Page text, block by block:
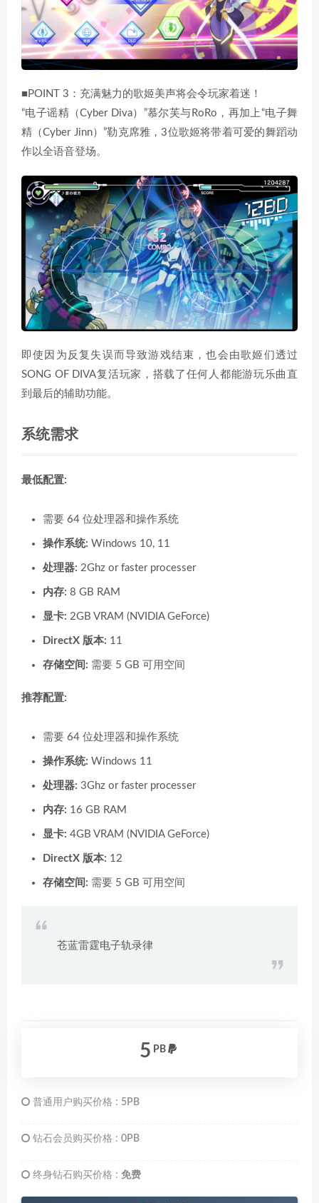
■POINT 3：充满魅力的歌姬美声将会令玩家着迷！
“电子谣精（Cyber Diva）”慕尔芙与RoRo，再加上“电子舞
精（Cyber Jinn）”勒克席雅，3位歌姬将带着可爱的舞蹈动
作以全语音登场。
即使因为反复失误而导致游戏结束，也会由歌姬们透过
SONG OF DIVA复活玩家，搭载了任何人都能游玩乐曲直
到最后的辅助功能。
系统需求
最低配置:
需要 64 位处理器和操作系统
操作系统: Windows 10, 11
处理器: 2Ghz or faster processer
内存: 8 GB RAM
显卡: 2GB VRAM (NVIDIA GeForce)
DirectX 版本: 11
存储空间: 需要 5 GB 可用空间
推荐配置:
需要 64 位处理器和操作系统
操作系统: Windows 11
处理器: 3Ghz or faster processer
内存: 16 GB RAM
显卡: 4GB VRAM (NVIDIA GeForce)
DirectX 版本: 12
存储空间: 需要 5 GB 可用空间
苍蓝雷霆电子轨录律
5 PB
普通用户购买价格 : 5PB
钻石会员购买价格 : 0PB
终身钻石购买价格 : 免费